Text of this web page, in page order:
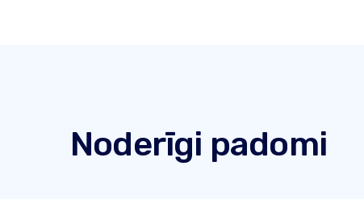
Noderīgi padomi